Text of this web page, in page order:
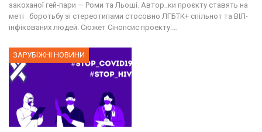
закоханої гей-пари — Роми та Льоші. Автор_ки проєкту ставять на
меті боротьбу зі стереотипами стосовно ЛГБТК+ спільнот та ВІЛ-
інфікованих людей. Сюжет Сінопсис проекту:…
ЗАРУБІЖНІ НОВИНИ